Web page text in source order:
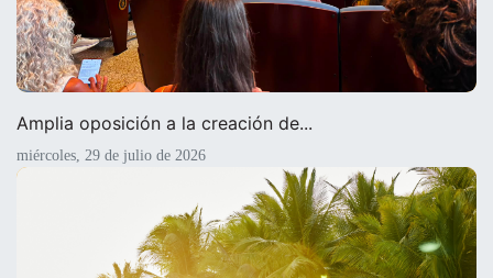
Amplia oposición a la creación de...
miércoles, 29 de julio de 2026